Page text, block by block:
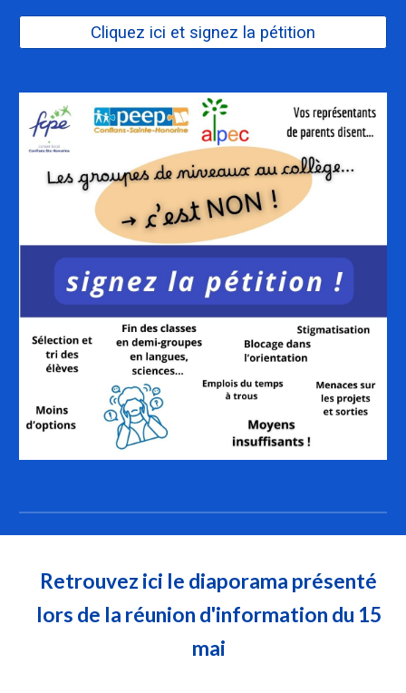
Cliquez ici et signez la pétition
Retrouvez ici le diaporama présenté
lors de la réunion d'information du 15
mai